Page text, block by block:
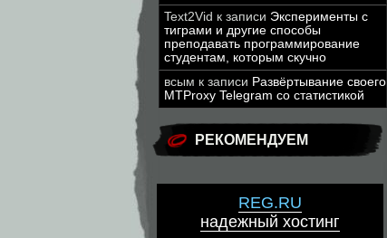
Text2Vid к записи Эксперименты с
тиграми и другие способы
преподавать программирование
студентам, которым скучно
всым к записи Развёртывание своего
MTProxy Telegram со статистикой
РЕКОМЕНДУЕМ
REG.RU
надежный хостинг